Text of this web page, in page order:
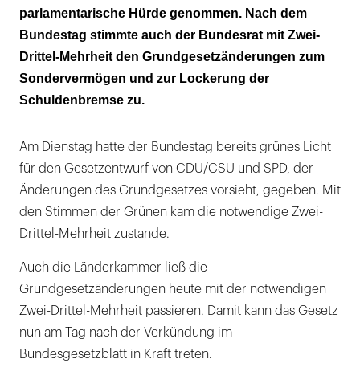
Schuldenbremse wird gelockert
Gesteigerte Verteidigungsbereitschaft
parlamentarische Hürde genommen. Nach dem
Bundestag stimmte auch der Bundesrat mit Zwei-
Drittel-Mehrheit den Grundgesetzänderungen zum
Sondervermögen und zur Lockerung der
Schuldenbremse zu.
Am Dienstag hatte der Bundestag bereits grünes Licht
für den Gesetzentwurf von CDU/CSU und SPD, der
Änderungen des Grundgesetzes vorsieht, gegeben. Mit
den Stimmen der Grünen kam die notwendige Zwei-
Drittel-Mehrheit zustande.
Auch die Länderkammer ließ die
Grundgesetzänderungen heute mit der notwendigen
Zwei-Drittel-Mehrheit passieren. Damit kann das Gesetz
nun am Tag nach der Verkündung im
Bundesgesetzblatt in Kraft treten.